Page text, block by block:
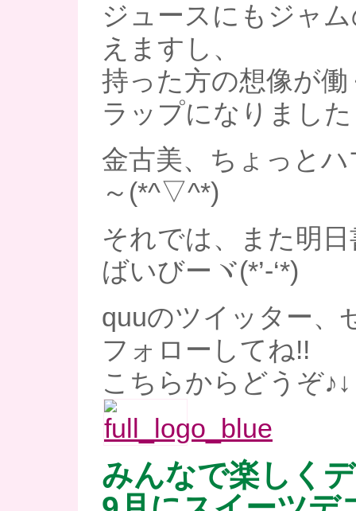
ジュースにもジャ
えますし、
持った方の想像が
ラップになりまし
金古美、ちょっと
～(*^▽^*)
それでは、また明
ばいびーヾ(*’-‘*)
quuのツイッター、
フォローしてね!!
こちらからどうぞ♪↓
みんなで楽しく